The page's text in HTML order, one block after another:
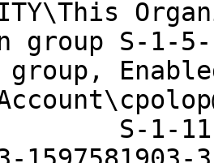
group S-1-5-
group,
S-1-11-